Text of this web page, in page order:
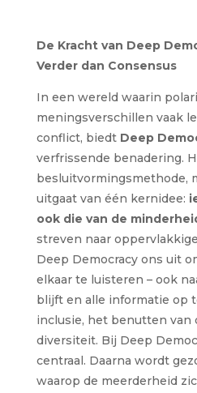
De Kracht van Deep
Verder dan Consensus
In een wereld waarin
meningsverschillen vaak
conflict, biedt Deep
verfrissende benadering.
besluitvormingsmethode,
uitgaat van één kernidee:
ook die van de
streven naar
Deep Democracy ons uit
elkaar te luisteren – ook
blijft en alle informatie op
inclusie, het benutten van
diversiteit. Bij Deep
centraal. Daarna wordt
waarop de meerderheid